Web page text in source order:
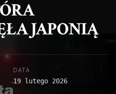
JAPONIĄ
DATA
19 lutego 2026